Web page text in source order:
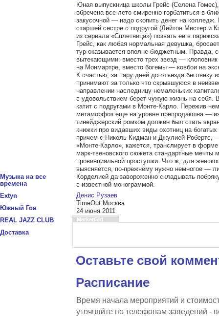
Музыка на все
времена
Extyn
Южный Гоа
REAL JAZZ CLUB
Доставка
Юная выпускница школы Грейс (Селена
обречена все лето смиренно горбатиться в
закусочной — надо скопить денег на колледж.
старшей сестре с подругой (Лейтон Мистер и
из сериала «Сплетница») позвать ее в
Грейс, как любая нормальная девушка,
тур оказывается вполне бюджетным. Правда,
вытекающими: вместо трех звезд — клоповник
на Монмартре, вместо богемы — ковбои на
К счастью, за пару дней до отъезда беглянку
принимают за только что скрывшуюся в
направлении наследницу немаленьких
с удовольствием берет чужую жизнь на себя.
катит с подругами в Монте-Карло. Пережив
метаморфоз еще на уровне препродакшна —
тинейджерский ромком должен был стать
книжки про видавших виды охотниц на
причем с Николь Кидман и Джулией Робертс,
«Монте-Карло», кажется, транслирует в форме
марк-твеновского сюжета стандартные мечты
провинциальной простушки. Что ж, для
выясняется, по-прежнему нужно немногое —
Корделией да завороженно складывать
с известной монограммой.
Денис Рузаев
TimeOut Москва
24 июня 2011
MarketGid
Оставьте свой
Расписание
Время начала мероприятий и
уточняйте по телефонам заведений -